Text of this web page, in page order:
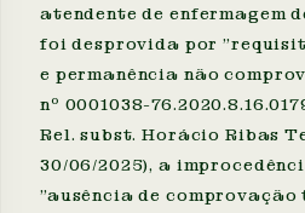
atendente de enfermagem
foi desprovida por
e permanência não
nº 0001038-
Rel. subst. Horácio Ribas
30/06/2025), a
"ausência de comprovação